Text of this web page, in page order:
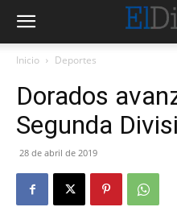
Inicio Deportes
Dorados
Segunda
28 de abril de 2019